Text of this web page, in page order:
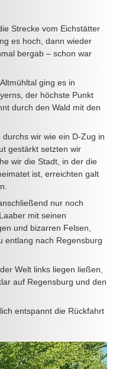
Strecke vom Eichstätter
es hoch, dann wieder
bergab – schon war
ging es in
der höchste Punkt
durch den Wald mit den
wir wie ein D‑Zug in
gestärkt setzten wir
wir die Stadt, in der die
ist, erreichten galt
nur noch
mit seinen
und bizarren Felsen,
entlang nach Regensburg
Welt links liegen ließen,
auf Regensburg und den
entspannt die Rückfahrt